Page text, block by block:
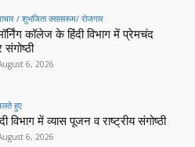
/ शुभजिता क्सासरूम/ रोजगार
कॉलेज के हिंदी विभाग में प्रेमचंद
6, 2026
हुए
विभाग में व्यास पूजन व राष्ट्रीय संगोष्ठी
6, 2026